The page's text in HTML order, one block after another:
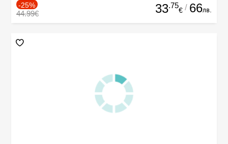
-25%
44.99€ 33.75
€ / 66лв.